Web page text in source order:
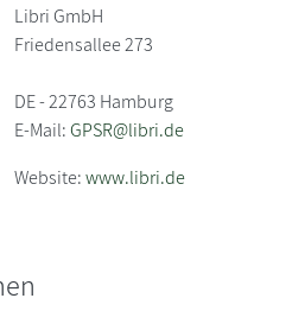
Libri GmbH
Friedensallee 273
DE - 22763 Hamburg
E-Mail:GPSR@libri.de
Website:www.libri.de